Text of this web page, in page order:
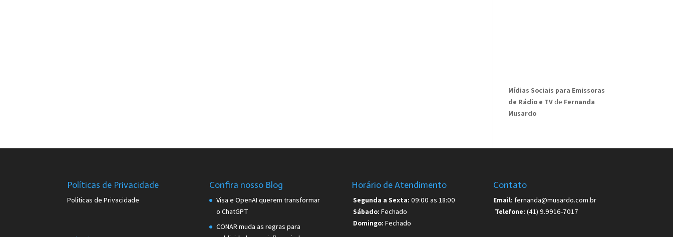
Mídias Sociais para Emissoras
de Rádio e TVde Fernanda
Musardo
Políticas de Privacidade
Políticas de Privacidade
Confira nosso Blog
Visa e OpenAI querem transformar
o ChatGPT
CONAR muda as regras para
Horário de Atendimento
Segunda a Sexta: 09:00 as 18:00
Sábado: Fechado
Domingo: Fechado
Contato
Email:fernanda@musardo.com.br
Telefone: (41) 9.9916-7017